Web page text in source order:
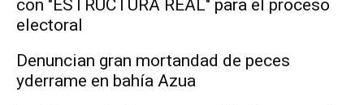
con "ESTRUCTURA REAL" para el proceso
electoral
Denuncian gran mortandad de peces
yderrame en bahía Azua